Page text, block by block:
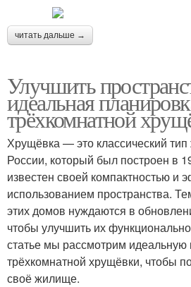
читать дальше →
Улучшить
идеальная
трёхкомнатной
Хрущёвка — это классический
России, который был построен в
известен своей компактностью и
использованием пространства.
этих домов нуждаются в
чтобы улучшить их
статье мы рассмотрим идеальную
трёхкомнатной хрущёвки, чтобы
своё жилище.